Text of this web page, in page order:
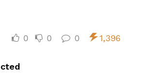
0 0 0 1,396